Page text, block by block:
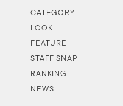
CATEGORY
LOOK
FEATURE
STAFF SNAP
RANKING
NEWS